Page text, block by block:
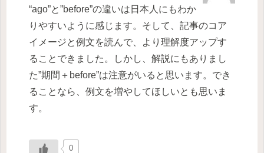
“ago”と”before”の違いは日本人にもわか
りやすいように感じます。そして、記事のコア
イメージと例文を読んで、より理解度アップす
ることできました。しかし、解説にもありまし
た”期間＋before”は注意がいると思います。でき
ることなら、例文を増やしてほしいとも思いま
す。
0